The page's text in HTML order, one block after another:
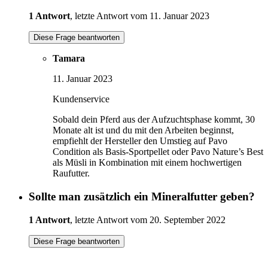
1 Antwort, letzte Antwort vom 11. Januar 2023
Diese Frage beantworten
Tamara
11. Januar 2023
Kundenservice
Sobald dein Pferd aus der Aufzuchtsphase kommt, 30
Monate alt ist und du mit den Arbeiten beginnst,
empfiehlt der Hersteller den Umstieg auf Pavo
Condition als Basis-Sportpellet oder Pavo Nature’s Best
als Müsli in Kombination mit einem hochwertigen
Raufutter.
Sollte man zusätzlich ein Mineralfutter geben?
1 Antwort, letzte Antwort vom 20. September 2022
Diese Frage beantworten